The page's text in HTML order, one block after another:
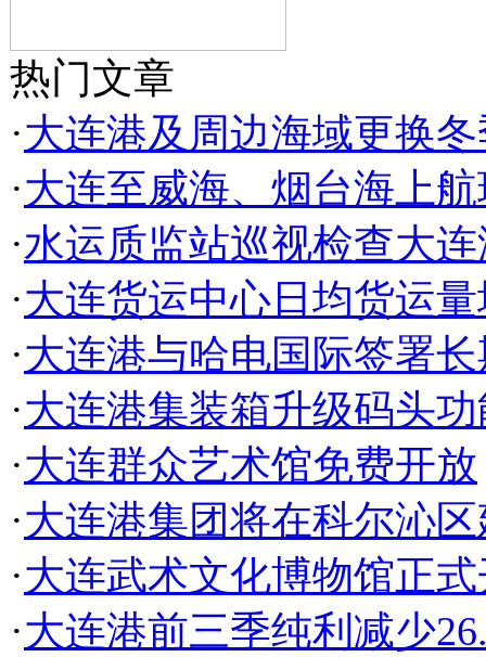
热门文章
·大连港及周边海域更换
·大连至威海、烟台海上
·水运质监站巡视检查大
·大连货运中心日均货运
·大连港与哈电国际签署
·大连港集装箱升级码头
·大连群众艺术馆免费开放
·大连港集团将在科尔沁
·大连武术文化博物馆正
·大连港前三季纯利减少